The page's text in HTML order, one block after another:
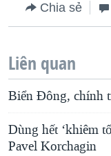
Chia sẻ
Liên quan
Biển Đông, chính
Dùng hết ‘khiêm
Pavel Korchagin